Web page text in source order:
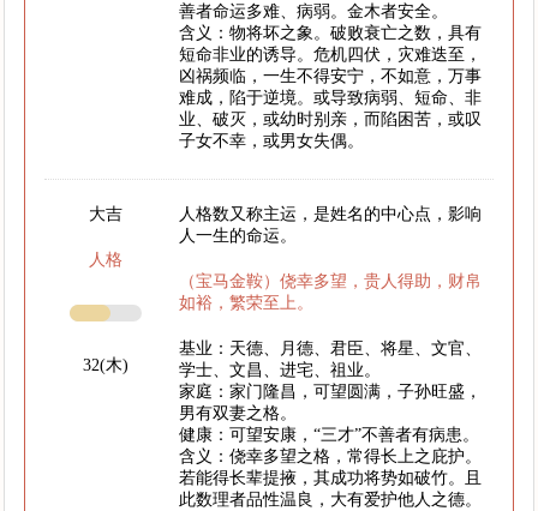
善者命运多难、病弱。金木者安全。
含义：物将坏之象。破败衰亡之数，具有
短命非业的诱导。危机四伏，灾难迭至，
凶祸频临，一生不得安宁，不如意，万事
难成，陷于逆境。或导致病弱、短命、非
业、破灭，或幼时别亲，而陷困苦，或叹
子女不幸，或男女失偶。
大吉
人格
32(木)
人格数又称主运，是姓名的中心点，影响
人一生的命运。
（宝马金鞍）侥幸多望，贵人得助，财帛
如裕，繁荣至上。
基业：天德、月德、君臣、将星、文官、
学士、文昌、进宅、祖业。
家庭：家门隆昌，可望圆满，子孙旺盛，
男有双妻之格。
健康：可望安康，“三才”不善者有病患。
含义：侥幸多望之格，常得长上之庇护。
若能得长辈提掖，其成功将势如破竹。且
此数理者品性温良，大有爱护他人之德。